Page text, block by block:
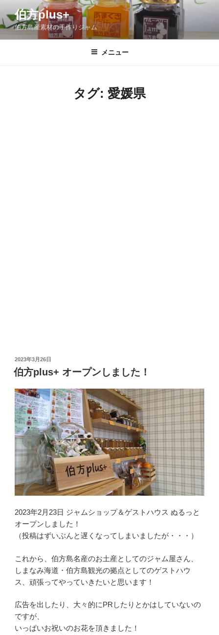
伯方plus+
伯方島産素材の手作りジャム
メニュー
タグ: 愛媛県
2023年3月26日
伯方plus+ オープンしました！
2023年2月23日 ジャムショップ＆ゲストハウス ぬるっと
オープンしました！
（投稿はずいぶんと遅くなってしまいましたが・・・）
これから、伯方島名産のお土産としてのジャム屋さん、
しまなみ海道・伯方島観光の拠点としてのゲストハウ
ス、頑張ってやっていきたいと思います！
広告を出したり、大々的にPRしたりとかはしていないの
ですが、
いっぱいお祝いのお花を頂きました！